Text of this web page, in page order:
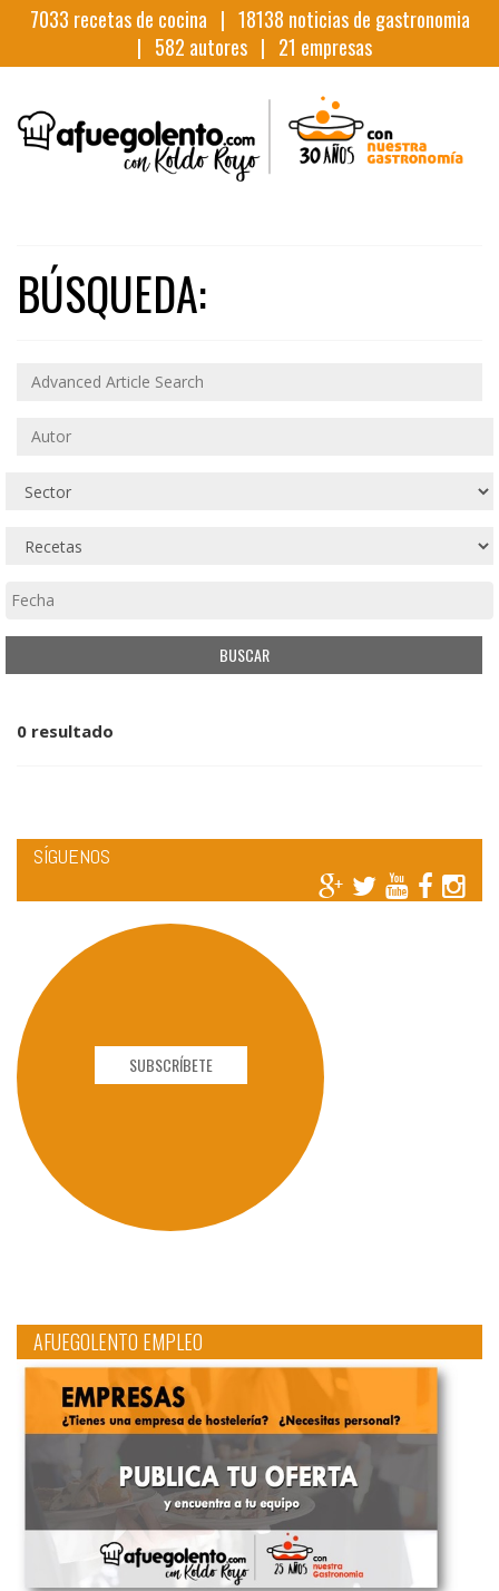
7033 recetas de cocina | 18138 noticias de gastronomia
| 582 autores | 21 empresas
BÚSQUEDA:
0 resultado
SÍGUENOS
SUBSCRÍBETE
AFUEGOLENTO EMPLEO